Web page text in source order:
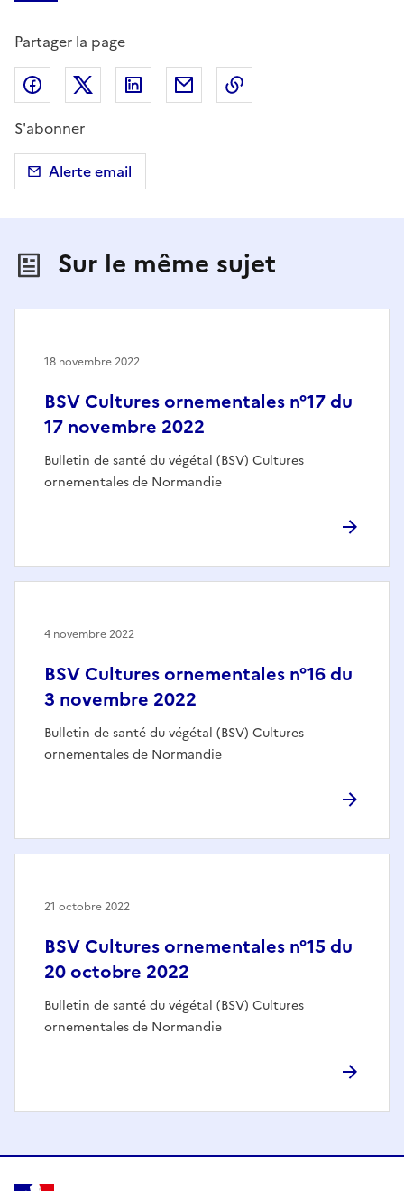
Partager la page
Partager sur Facebook
Partager sur X (anciennement Twitter)
Partager sur LinkedIn
Partager par email
S'abonner
Alerte email
Sur le même sujet
BSV Cultures ornementales n°17 du
17 novembre 2022
Bulletin de santé du végétal (BSV) Cultures
ornementales de Normandie
18 novembre 2022
BSV Cultures ornementales n°16 du
3 novembre 2022
Bulletin de santé du végétal (BSV) Cultures
ornementales de Normandie
4 novembre 2022
BSV Cultures ornementales n°15 du
20 octobre 2022
Bulletin de santé du végétal (BSV) Cultures
ornementales de Normandie
21 octobre 2022